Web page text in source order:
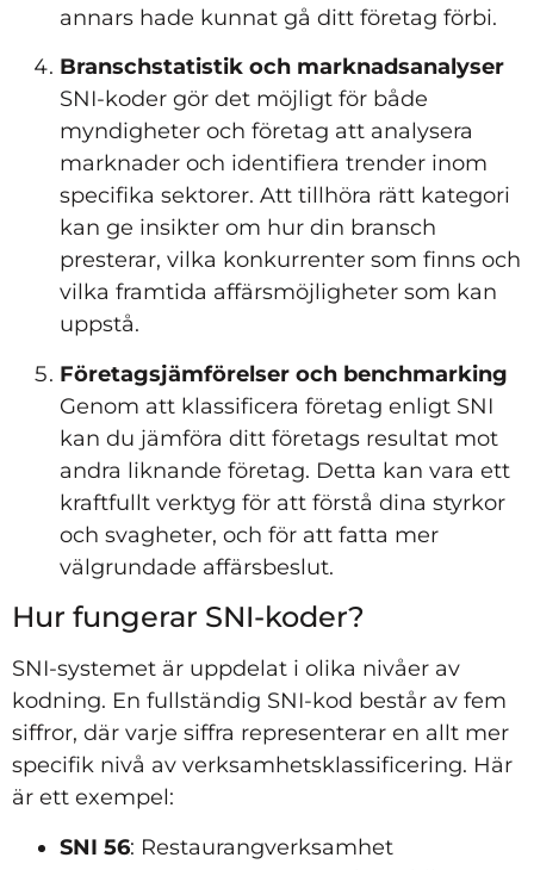
annars hade kunnat gå ditt företag förbi.
Branschstatistik och marknadsanalyser
SNI-koder gör det möjligt för både
myndigheter och företag att analysera
marknader och identifiera trender inom
specifika sektorer. Att tillhöra rätt kategori
kan ge insikter om hur din bransch
presterar, vilka konkurrenter som finns och
vilka framtida affärsmöjligheter som kan
uppstå.
Företagsjämförelser och benchmarking
Genom att klassificera företag enligt SNI
kan du jämföra ditt företags resultat mot
andra liknande företag. Detta kan vara ett
kraftfullt verktyg för att förstå dina styrkor
och svagheter, och för att fatta mer
välgrundade affärsbeslut.
Hur fungerar SNI-koder?
SNI-systemet är uppdelat i olika nivåer av
kodning. En fullständig SNI-kod består av fem
siffror, där varje siffra representerar en allt mer
specifik nivå av verksamhetsklassificering. Här
är ett exempel:
SNI 56: Restaurangverksamhet